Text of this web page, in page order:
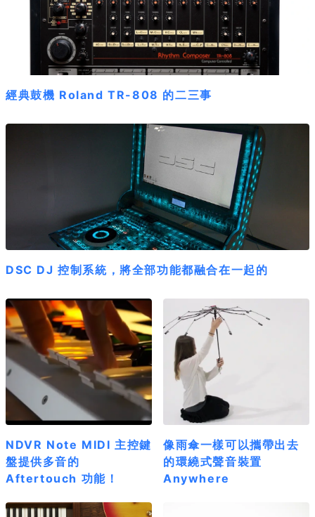
經典鼓機 Roland TR-808 的二三事
DSC DJ 控制系統，將全部功能都融合在一起的
NDVR Note MIDI 主控鍵
盤提供多音的
Aftertouch 功能！
像雨傘一樣可以攜帶出去
的環繞式聲音裝置
Anywhere